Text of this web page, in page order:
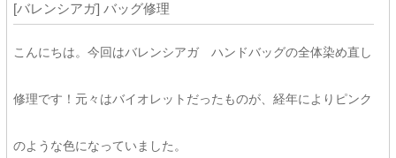
[バレンシアガ] バッグ修理
こんにちは。今回はバレンシアガ ハンドバッグの全体染め直し
修理です！元々はバイオレットだったものが、経年によりピンク
のような色になっていました。